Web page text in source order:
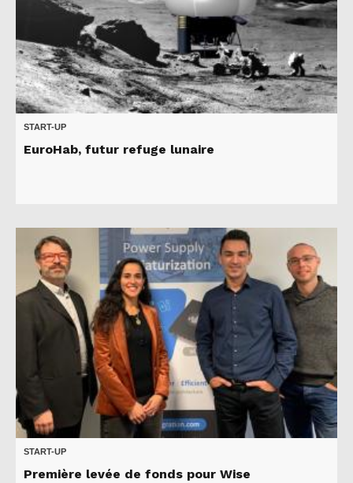
START-UP
EuroHab, futur refuge lunaire
START-UP
Première levée de fonds pour Wise